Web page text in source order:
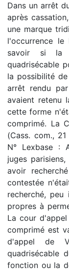
Dans un arrêt
après
une marque
l'occurrence
savoir si la
quadrisécable
la possibilité
arrêt rendu
avaient retenu
cette forme
comprimé. La
(Cass. com.,
N° Lexbase :
juges
avoir
contestée
recherché,
propres à
La cour
comprimé est
d'appel de
quadrisécable
fonction ou la